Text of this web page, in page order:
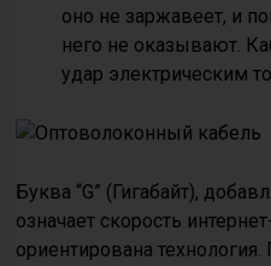
оно не заржавеет, и
него не оказывают.
удар электрическим
Буква “G” (Гигабайт),
означает скорость
ориентирована